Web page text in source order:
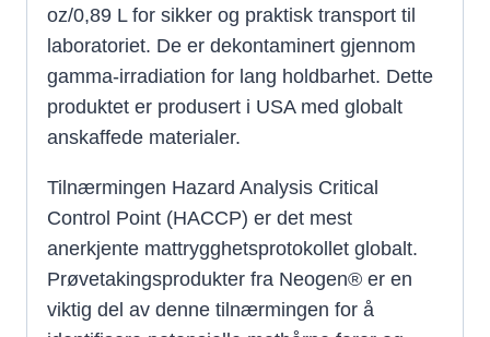
oz/0,89 L for sikker og praktisk transport til
laboratoriet. De er dekontaminert gjennom
gamma-irradiation for lang holdbarhet. Dette
produktet er produsert i USA med globalt
anskaffede materialer.
Tilnærmingen Hazard Analysis Critical
Control Point (HACCP) er det mest
anerkjente mattrygghetsprotokollet globalt.
Prøvetakingsprodukter fra Neogen® er en
viktig del av denne tilnærmingen for å